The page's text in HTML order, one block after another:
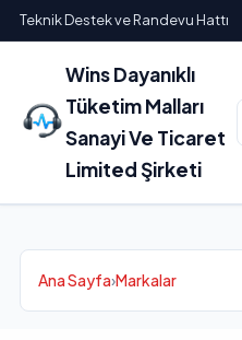
Teknik Destek ve Randevu Hattı
Wins Dayanıklı
Tüketim Malları
Sanayi Ve Ticaret
Limited Şirketi
Ana Sayfa›Markalar